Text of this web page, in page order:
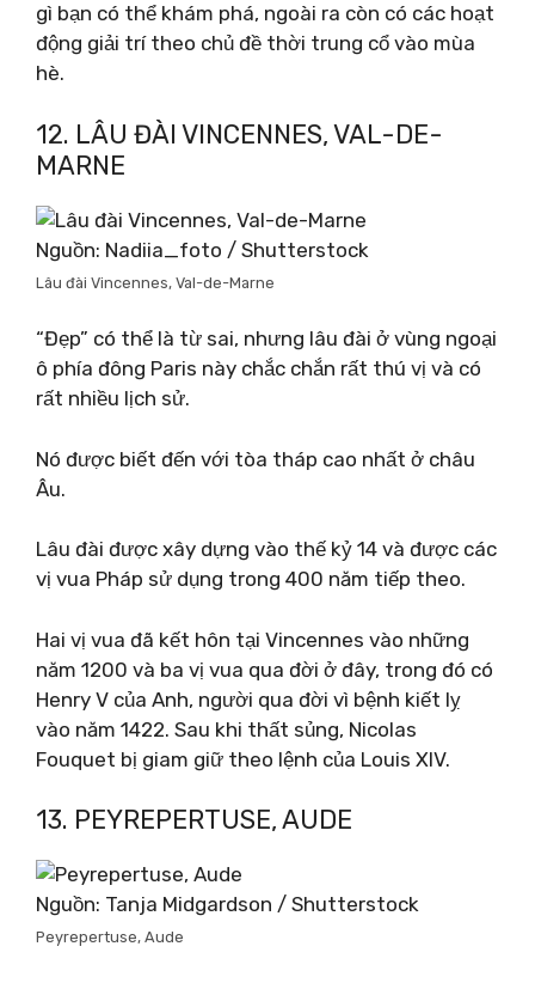
gì bạn có thể khám phá, ngoài ra còn có các hoạt
động giải trí theo chủ đề thời trung cổ vào mùa
hè.
12. LÂU ĐÀI VINCENNES, VAL-DE-
MARNE
Nguồn: Nadiia_foto / Shutterstock
Lâu đài Vincennes, Val-de-Marne
“Đẹp” có thể là từ sai, nhưng lâu đài ở vùng ngoại
ô phía đông Paris này chắc chắn rất thú vị và có
rất nhiều lịch sử.
Nó được biết đến với tòa tháp cao nhất ở châu
Âu.
Lâu đài được xây dựng vào thế kỷ 14 và được các
vị vua Pháp sử dụng trong 400 năm tiếp theo.
Hai vị vua đã kết hôn tại Vincennes vào những
năm 1200 và ba vị vua qua đời ở đây, trong đó có
Henry V của Anh, người qua đời vì bệnh kiết lỵ
vào năm 1422. Sau khi thất sủng, Nicolas
Fouquet bị giam giữ theo lệnh của Louis XIV.
13. PEYREPERTUSE, AUDE
Nguồn: Tanja Midgardson / Shutterstock
Peyrepertuse, Aude